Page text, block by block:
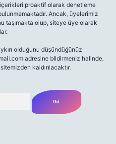
proaktif olarak denetleme
Ancak, üyelerimiz
taşımakta olup, siteye üye olarak
olduğunu düşündüğünüz
adresine bildirmeniz halinde,
kaldırılacaktır.